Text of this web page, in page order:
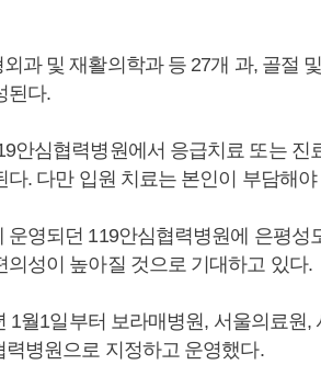
과 및 재활의학과 등 27개 과, 골절
된다.
안심협력병원에서 응급치료 또는 진
다. 다만 입원 치료는 본인이 부담해야
운영되던 119안심협력병원에 은평성
의성이 높아질 것으로 기대하고 있다.
1월1일부터 보라매병원, 서울의료원
력병원으로 지정하고 운영했다.